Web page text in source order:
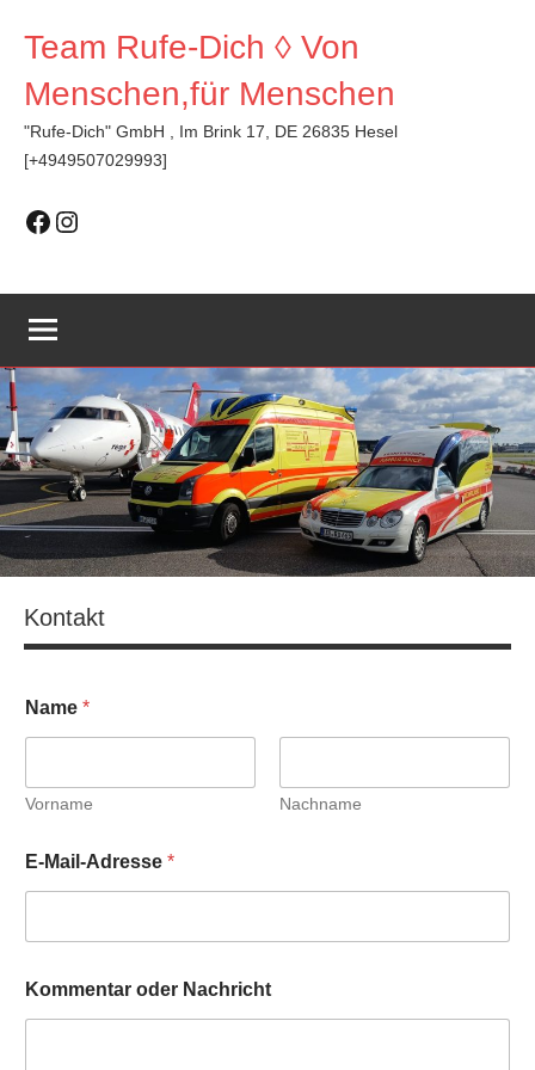
Inhalt
springen
Team Rufe-Dich ◊ Von
Menschen,für Menschen
"Rufe-Dich" GmbH , Im Brink 17, DE 26835 Hesel
[+4949507029993]
Facebook
Instagram
Kontakt
Name *
Vorname Nachname
*
N
E-Mail-Adresse *
Kommentar oder Nachricht